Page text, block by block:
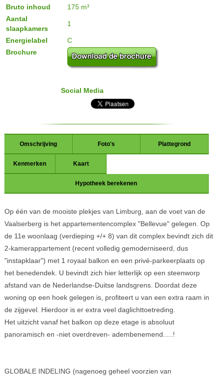
Bruto inhoud
175 m³
Aantal
slaapkamers
1
Energielabel
C
Brochure
Social Media
Omschrijving Foto's Plattegrond
Kenmerken Kaart
Hypotheek berekenen
Op één van de mooiste plekjes van Limburg, aan de voet van de
Vaalserberg is het appartementencomplex "Bellevue" gelegen. Op
de 11e woonlaag (verdieping +/+ 8) van dit complex bevindt zich dit
2-kamerappartement (recent volledig gemoderniseerd, dus
"instapklaar") met 1 royaal balkon en een privé-parkeerplaats op
het benedendek. U bevindt zich hier letterlijk op een steenworp
afstand van de Nederlandse-Duitse landsgrens. Doordat deze
woning op een hoek gelegen is, profiteert u van een extra raam in
de zijgevel. Hierdoor is er extra veel daglichttoetreding.
Het uitzicht vanaf het balkon op deze etage is absoluut
panoramisch en -niet overdreven- adembenemend.....!
GLOBALE INDELING (nagenoeg geheel voorzien van